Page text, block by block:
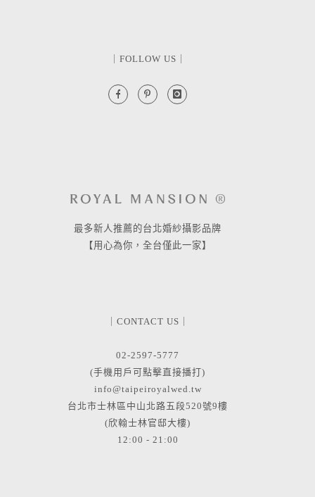
｜FOLLOW US｜
最多新人推薦的台北婚紗攝影品牌
【用心為你，全台僅此一家】
｜CONTACT US｜
02-2597-5777
(手機用戶可點擊直接播打)
info@taipeiroyalwed.tw
台北市士林區中山北路五段520號9樓
(欣翰士林官邸大樓)
12:00 - 21:00